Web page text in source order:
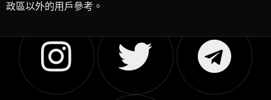
政區以外的用戶參考。